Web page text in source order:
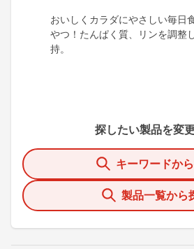
おいしくカラダにやさしい毎日
やつ！たんぱく質、リンを調整
持。
探したい製品を変
キーワードか
製品一覧から